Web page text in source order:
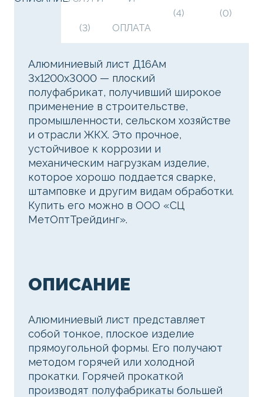
(3) ОПЛАТА
(4) (0)
Алюминиевый лист Д16Ам
3х1200х3000 — плоский
полуфабрикат, получивший широкое
применение в строительстве,
промышленности, сельском хозяйстве
и отрасли ЖКХ. Это прочное,
устойчивое к коррозии и
механическим нагрузкам изделие,
которое хорошо поддается сварке,
штамповке и другим видам обработки.
Купить его можно в ООО «СЦ
МетОптТрейдинг».
ОПИСАНИЕ
Алюминиевый лист представляет
собой тонкое, плоское изделие
прямоугольной формы. Его получают
методом горячей или холодной
прокатки. Горячей прокаткой
производят полуфабрикаты большей